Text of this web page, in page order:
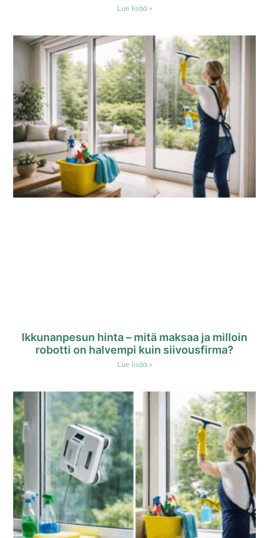
Lue lisää »
Ikkunanpesun hinta – mitä maksaa ja milloin
robotti on halvempi kuin siivousfirma?
Lue lisää »